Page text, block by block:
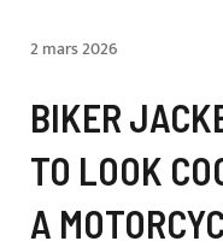
2 mars 2026
BIKER
TO LOOK
A